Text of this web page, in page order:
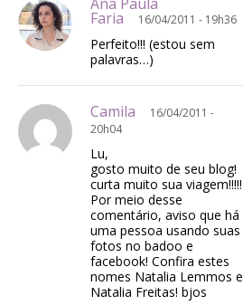
Faria 16/04/2011 - 19h36
Perfeito!!! (estou sem
palavras…)
Camila
16/04/2011 -
20h04
Lu,
gosto muito de seu blog!
curta muito sua viagem!!!!!
Por meio desse
comentário, aviso que há
uma pessoa usando suas
fotos no badoo e
facebook! Confira estes
nomes Natalia Lemmos e
Natalia Freitas! bjos